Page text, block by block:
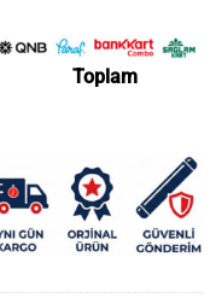
Toplam